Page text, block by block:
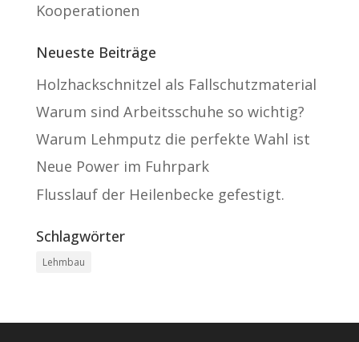
Kooperationen
Neueste Beiträge
Holzhackschnitzel als Fallschutzmaterial
Warum sind Arbeitsschuhe so wichtig?
Warum Lehmputz die perfekte Wahl ist
Neue Power im Fuhrpark
Flusslauf der Heilenbecke gefestigt.
Schlagwörter
Lehmbau